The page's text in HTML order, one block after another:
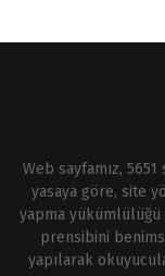
Web sayfamız,
yasaya göre, site
yapma
prensibini
yapılarak